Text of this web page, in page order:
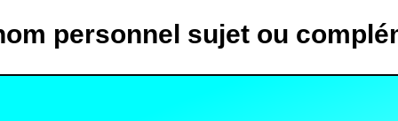
personnel sujet ou